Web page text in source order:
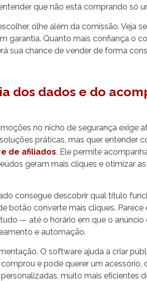
que não está comprando só
olhe além da comissão. Veja
garantia. Quanto mais confiança o
sua chance de vender de forma
dos dados e do
no nicho de segurança exige
práticas, mas quer entender
de afiliados. Ele permite
geram mais cliques e otimizar
consegue descobrir qual título
botão converte mais cliques. Parece
— até o horário em que o anúncio
e automação.
O software ajuda a criar
e pode querer um acessório,
muito mais eficientes